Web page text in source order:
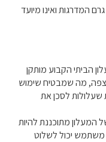
המדרגות ואינו מיועד
הביתי הקבוע מותקן
מה שמבטיח שימוש
שעלולות לסכן את
מתוכננת להיות
משתמש יכול לשלוט